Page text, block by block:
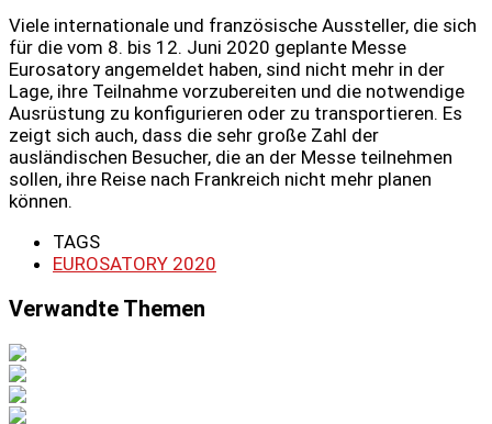
Viele internationale und französische Aussteller, die sich
für die vom 8. bis 12. Juni 2020 geplante Messe
Eurosatory angemeldet haben, sind nicht mehr in der
Lage, ihre Teilnahme vorzubereiten und die notwendige
Ausrüstung zu konfigurieren oder zu transportieren. Es
zeigt sich auch, dass die sehr große Zahl der
ausländischen Besucher, die an der Messe teilnehmen
sollen, ihre Reise nach Frankreich nicht mehr planen
können.
TAGS
EUROSATORY 2020
Verwandte Themen